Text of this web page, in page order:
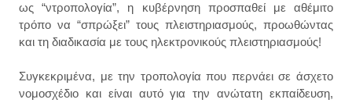
ως “ντροπολογία”, η κυβέρνηση προσπαθεί με αθέμιτο
τρόπο να “σπρώξει” τους πλειστηριασμούς, προωθώντας
και τη διαδικασία με τους ηλεκτρονικούς πλειστηριασμούς!
Συγκεκριμένα, με την τροπολογία που περνάει σε άσχετο
νομοσχέδιο και είναι αυτό για την ανώτατη εκπαίδευση,